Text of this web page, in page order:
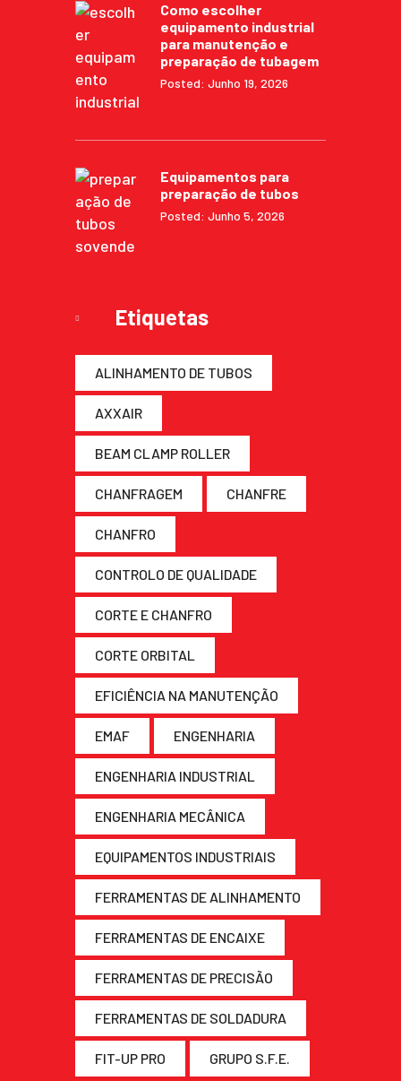
Como escolher
equipamento industrial
para manutenção e
preparação de tubagem
Posted: Junho 19, 2026
Equipamentos para
preparação de tubos
Posted: Junho 5, 2026
Etiquetas
ALINHAMENTO DE TUBOS
AXXAIR
BEAM CLAMP ROLLER
CHANFRAGEM CHANFRE
CHANFRO
CONTROLO DE QUALIDADE
CORTE E CHANFRO
CORTE ORBITAL
EFICIÊNCIA NA MANUTENÇÃO
EMAF ENGENHARIA
ENGENHARIA INDUSTRIAL
ENGENHARIA MECÂNICA
EQUIPAMENTOS INDUSTRIAIS
FERRAMENTAS DE ALINHAMENTO
FERRAMENTAS DE ENCAIXE
FERRAMENTAS DE PRECISÃO
FERRAMENTAS DE SOLDADURA
FIT-UP PRO GRUPO S.F.E.